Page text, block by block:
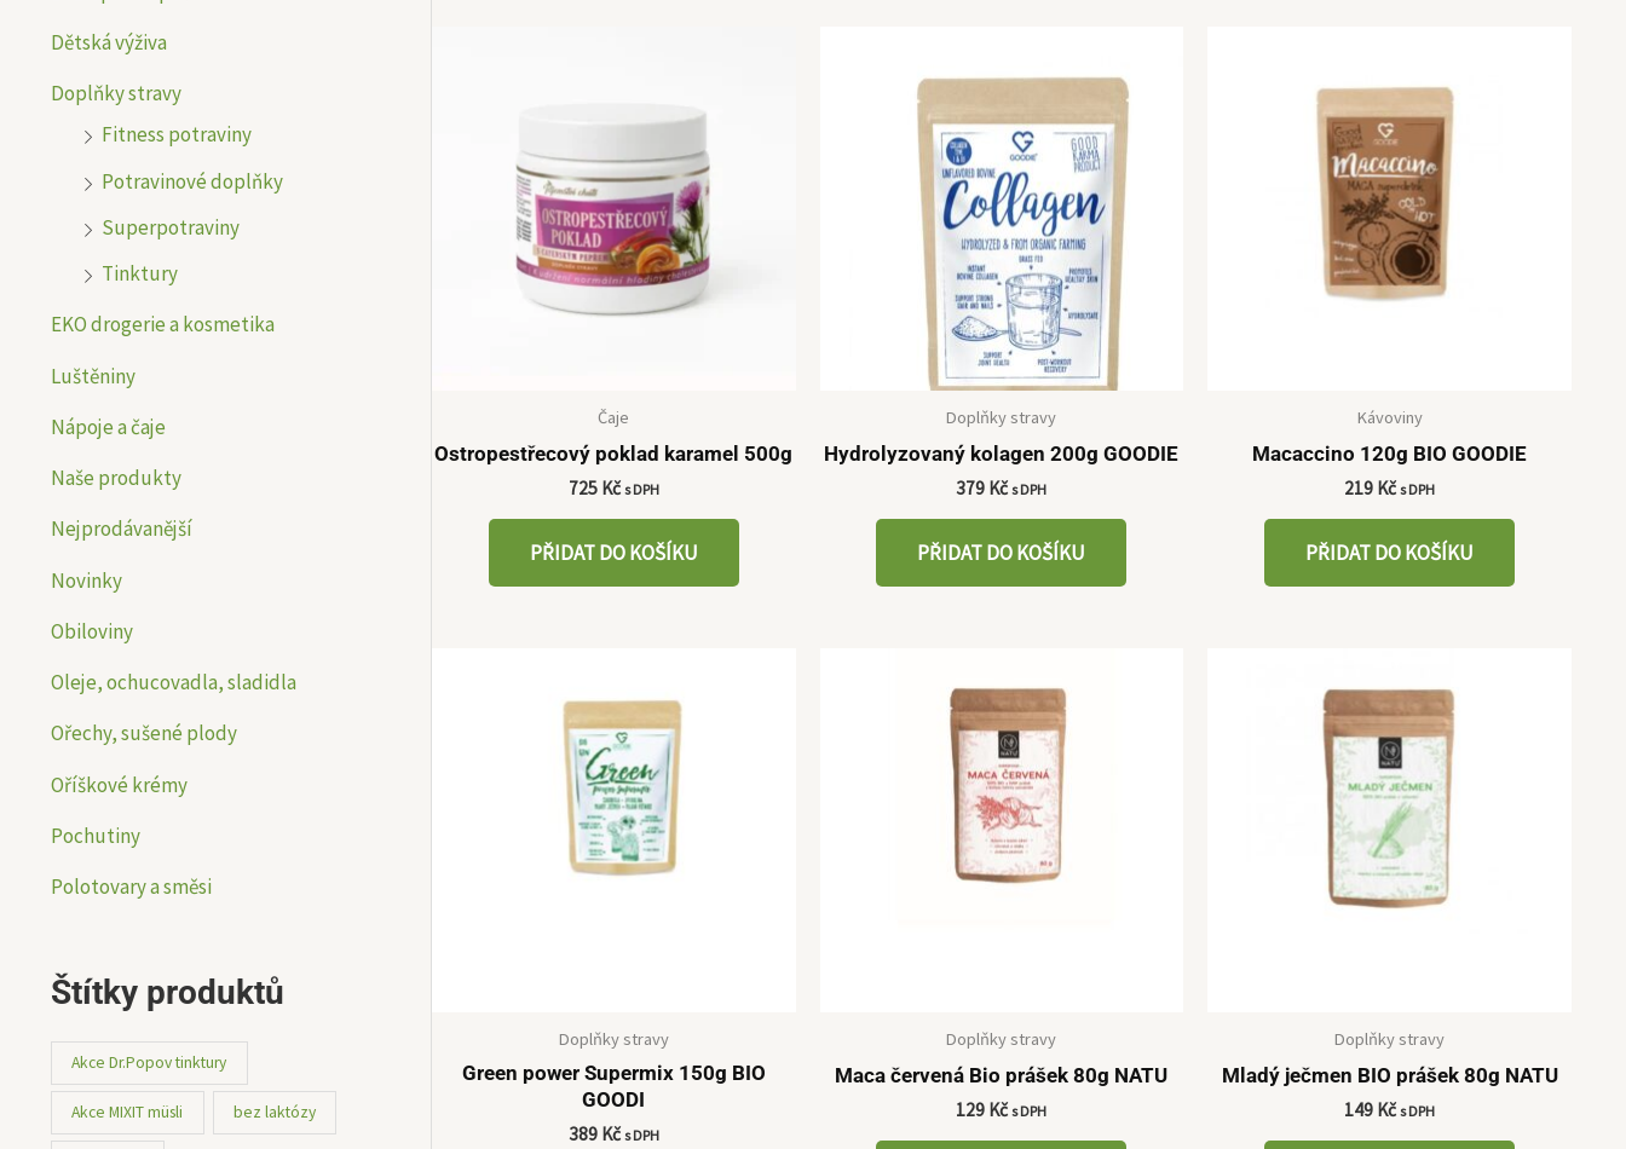
Dětská výživa
Doplňky stravy
Fitness potraviny
Potravinové doplňky
Superpotraviny
Tinktury
EKO drogerie a kosmetika
Luštěniny
Nápoje a čaje
Naše produkty
Nejprodávanější
Novinky
Obiloviny
Oleje, ochucovadla, sladidla
Ořechy, sušené plody
Oříškové krémy
Pochutiny
Polotovary a směsi
Štítky produktů
Akce Dr.Popov tinktury
Akce MIXIT müsli bez laktózy
í
c
Čaje
Ostropestřecový poklad karamel 500g
725 Kč s DPH
PŘIDAT DO KOŠÍKU
Doplňky stravy
Hydrolyzovaný kolagen 200g GOODIE
379 Kč s DPH
PŘIDAT DO KOŠÍKU
Kávoviny
Macaccino 120g BIO GOODIE
219 Kč s DPH
PŘIDAT DO KOŠÍKU
Doplňky stravy
Green power Supermix 150g BIO
GOODI
389 Kč s DPH
Doplňky stravy
Maca červená Bio prášek 80g NATU
129 Kč s DPH
Doplňky stravy
Mladý ječmen BIO prášek 80g NATU
149 Kč s DPH